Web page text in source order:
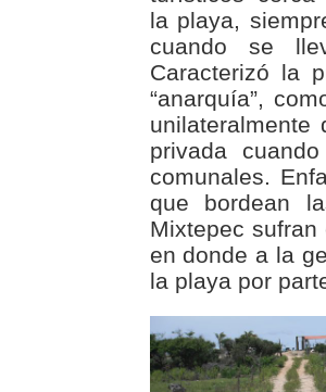
la playa,
cuando se
Caracterizó la
“anarquía”,
unilateralmente
privada
comunales.
que bordean
Mixtepec
en donde a la
la playa por